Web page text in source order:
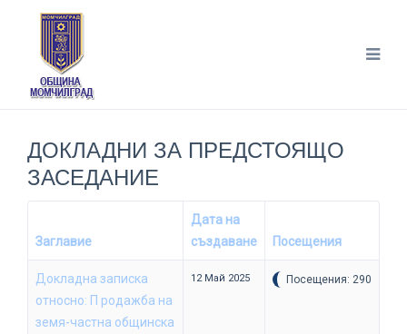
ДОКЛАДНИ ЗА ПРЕДСТОЯЩО
ЗАСЕДАНИЕ
Заглавие
Дата на
създаване
Посещения
Докладна записка
относно: П родажба на
земя-частна общинска
12 Май 2025 Посещения: 290